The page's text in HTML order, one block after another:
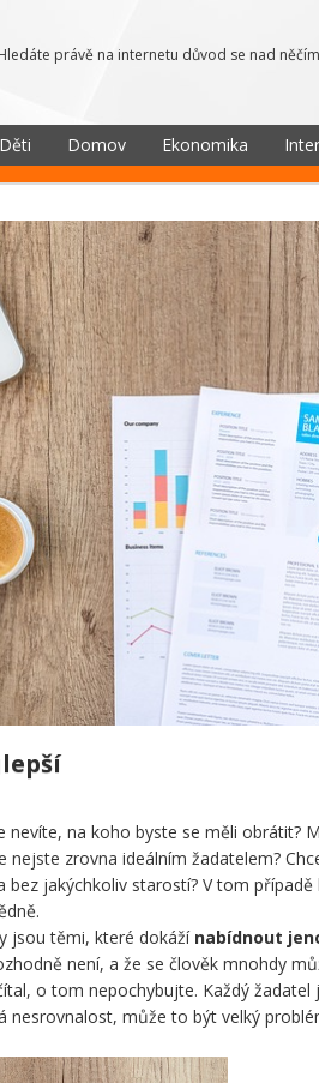
právě na internetu důvod se nad
Děti Domov Ekonomika
nevíte, na koho byste se měli obrátit?
nejste zrovna ideálním žadatelem?
bez jakýchkoliv starostí? V tom
jsou těmi, které dokáží nabídnout
není, a že se člověk mnohdy
o tom nepochybujte. Každý
nesrovnalost, může to být velký